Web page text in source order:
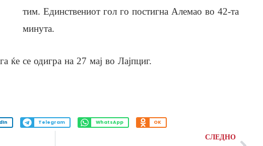
тим. Единствениот гол го постигна Алемао во 42-та
минута.
ќе се одигра на 27 мај во Лајпциг.
Telegram WhatsApp OK
СЛЕДНО